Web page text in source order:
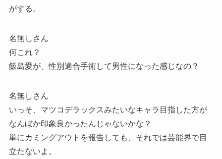
がする。
名無しさん
何これ？
飯島愛が、性別適合手術して男性になった感じなの？
名無しさん
いっそ、マツコデラックスみたいなキャラ目指した方が
なんぼか印象良かったんじゃないかな？
単にカミングアウトを報告しても、それでは芸能界で目
立たないよ。